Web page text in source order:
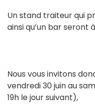
Un stand traiteur qui
ainsi qu’un bar seront
Nous vous invitons
vendredi 30 juin au
19h le jour suivant),